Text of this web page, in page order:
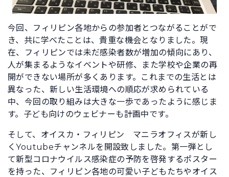
今回、フィリピン各地からの参加者とつながることがで
き、共に学べたことは、貴重な機会となりました。現
在、フィリピンでは未だ感染者数が増加の傾向にあり、
人が集まるようなイベントや研修、また学校や企業の再
開ができない場所が多くあります。これまでの生活とは
異なった、新しい生活環境への順応が求められている
中、今回の取り組みは大きな一歩であったように感じま
す。子ども向けのウェビナーも計画中です。
そして、オイスカ・フィリピン マニラオフィスが新し
くYoutubeチャンネルを開設致しました。第一弾とし
て新型コロナウイルス感染症の予防を啓発するポスター
を持った、フィリピン各地の可愛い子どもたちやオイス